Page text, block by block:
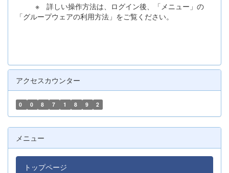
※ 詳しい操作方法は、ログイン後、「メニュー」の
「グループウェアの利用方法」をご覧ください。
アクセスカウンター
0 0 8 7 1 8 9 2
メニュー
トップページ